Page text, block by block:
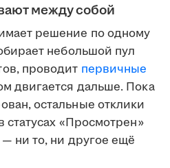
между собой
решение по одному
небольшой пул
проводит первичные
двигается дальше. Пока
остальные отклики
статусах «Просмотрен»
ни то, ни другое ещё